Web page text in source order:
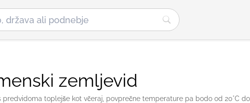
zemljevid
toplejše kot včeraj, povprečne temperature pa bodo od 20°C do